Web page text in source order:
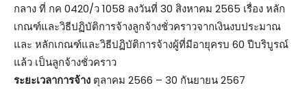
กลาง ที่ กค 0420/ว 1058 ลงวันที่ 30 สิงหาคม 2565 เรื่อง หลัก
เกณฑ์และวิธีปฏิบัติการจ้างลูกจ้างชั่วคราวจากเงินงบประมาณ
และ หลักเกณฑ์และวิธีปฏิบัติการจ้างผู้ที่มีอายุครบ 60 ปีบริบูรณ์
แล้ว เป็นลูกจ้างชั่วคราว
ระยะเวลาการจ้าง ตุลาคม 2566 – 30 กันยายน 2567